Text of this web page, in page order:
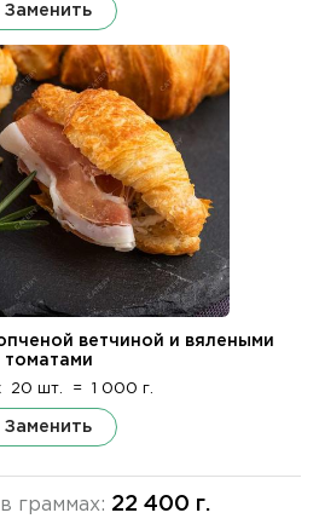
Заменить
ветчиной и вялеными
томатами
20 шт. = 1 000 г.
Заменить
граммах: 22 400 г.